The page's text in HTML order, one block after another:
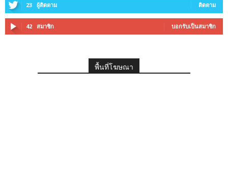
23 ผู้ติดตาม ติดตาม
42 สมาชิก บอกรับเป็นสมาชิก
พื้นที่โฆษณา